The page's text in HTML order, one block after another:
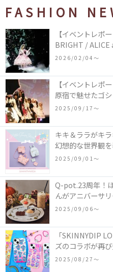
FASHION
【イベントレポ
BRIGHT /
COLLECTION in
2026/02/04〜
【イベントレポ
原宿で魅せたゴ
2025/09/17〜
キキ＆ララがキ
幻想的な世界観
ツインスターズ
2025/09/01〜
Q-pot.23周年！
んがアニバーサ
ーキアクセサリ
「かぼちゃのオ
2025/09/06〜
「SKINNYDIP
ズのコラボが再
作コレクションを
2025/08/27〜